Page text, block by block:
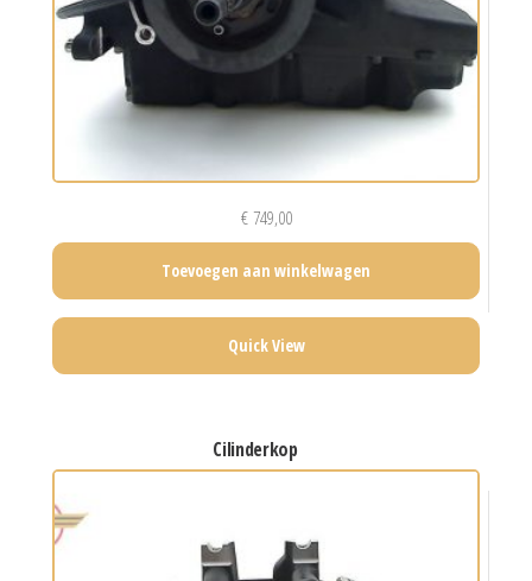
€749,00
Toevoegen aan winkelwagen
Quick View
cilinderkop